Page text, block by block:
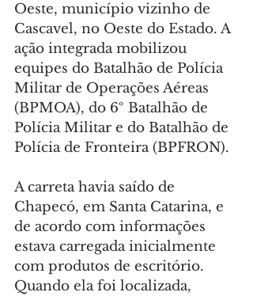
Oeste, município vizinho de
Cascavel, no Oeste do Estado. A
ação integrada mobilizou
equipes do Batalhão de Polícia
Militar de Operações Aéreas
(BPMOA), do 6º Batalhão de
Polícia Militar e do Batalhão de
Polícia de Fronteira (BPFRON).
A carreta havia saído de
Chapecó, em Santa Catarina, e
de acordo com informações
estava carregada inicialmente
com produtos de escritório.
Quando ela foi localizada,